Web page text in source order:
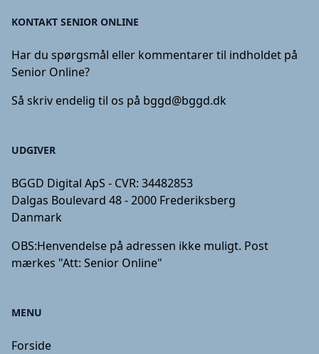
KONTAKT SENIOR ONLINE
Har du spørgsmål eller kommentarer til indholdet på
Senior Online?
Så skriv endelig til os på bggd@bggd.dk
UDGIVER
BGGD Digital ApS - CVR: 34482853
Dalgas Boulevard 48 - 2000 Frederiksberg
Danmark
OBS:Henvendelse på adressen ikke muligt. Post
mærkes "Att: Senior Online"
MENU
Forside